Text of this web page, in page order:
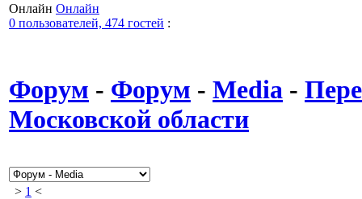
Онлайн Онлайн
0 пользователей, 474 гостей :
Форум - Форум - Media -
Московской области
> 1 <